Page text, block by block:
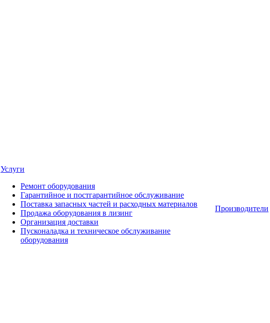
Услуги
Ремонт оборудования
Гарантийное и постгарантийное обслуживание
Поставка запасных частей и расходных материалов
Продажа оборудования в лизинг
Организация доставки
Пусконаладка и техническое обслуживание
оборудования
Производители